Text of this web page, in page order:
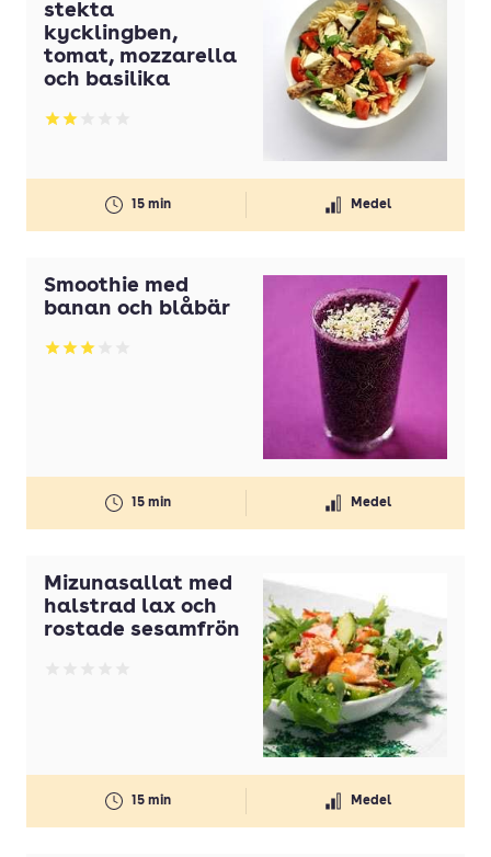
stekta
kycklingben,
tomat, mozzarella
och basilika
Betyg: 2 av 5
15 min Medel
Smoothie med
banan och blåbär
Betyg: 3 av 5
15 min Medel
Mizunasallat med
halstrad lax och
rostade sesamfrön
15 min Medel